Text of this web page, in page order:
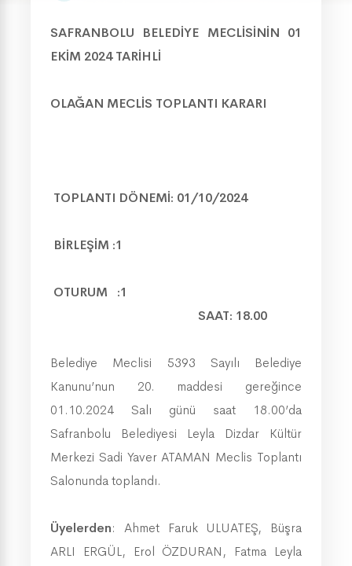
SAFRANBOLU BELEDİYE MECLİSİNİN 01
EKİM 2024 TARİHLİ
OLAĞAN MECLİS TOPLANTI KARARI
TOPLANTI DÖNEMİ: 01/10/2024
BİRLEŞİM :1
OTURUM :1
SAAT: 18.00
Belediye Meclisi 5393 Sayılı Belediye
Kanunu’nun 20. mad­de­si gereğince
01.10.2024 Salı günü saat 18.00’da
Safranbolu Belediyesi Leyla Dizdar Kültür
Merkezi Sadi Yaver ATAMAN Meclis Toplantı
Salonunda toplandı.
Üyelerden: Ahmet Faruk ULUATEŞ, Büşra
ARLI ERGÜL, Erol ÖZDURAN, Fatma Leyla